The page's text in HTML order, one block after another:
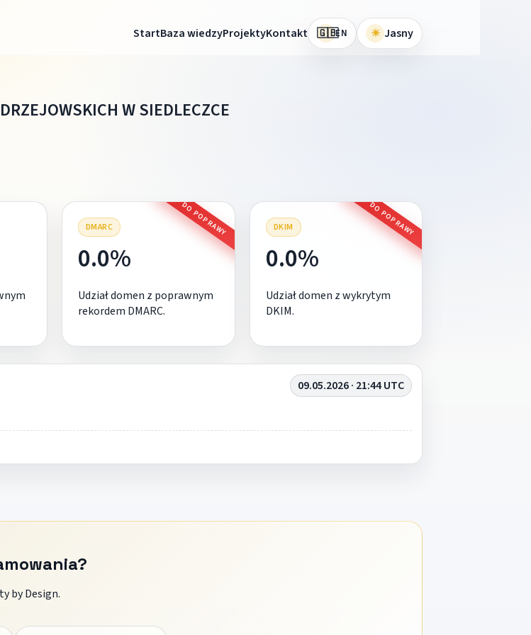
StartBaza wiedzyProjektyKontakt 🇬🇧EN ☀ Jasny
W SIEDLECZCE
DMARC DO POPRAWY
0.0%
Udział domen z poprawnym
rekordem DMARC.
DKIM DO POPRAWY
0.0%
Udział domen z wykrytym
DKIM.
09.05.2026 · 21:44 UTC
by Design.